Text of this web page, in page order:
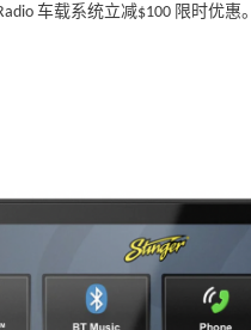
车载系统立减$100 限时优惠。